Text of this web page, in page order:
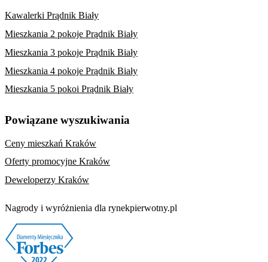
Kawalerki Prądnik Biały
Mieszkania 2 pokoje Prądnik Biały
Mieszkania 3 pokoje Prądnik Biały
Mieszkania 4 pokoje Prądnik Biały
Mieszkania 5 pokoi Prądnik Biały
Powiązane wyszukiwania
Ceny mieszkań Kraków
Oferty promocyjne Kraków
Deweloperzy Kraków
Nagrody i wyróżnienia dla rynekpierwotny.pl